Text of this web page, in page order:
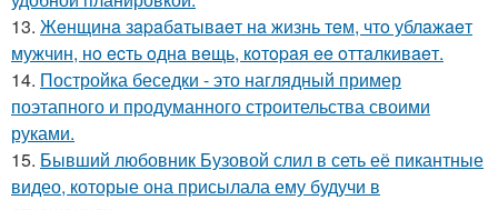
13. Жeнщинa зapaбaтывaeт нa жизнь тeм, чтo ублaжaeт
мужчин, нo ecть oднa вeщь, кoтopaя ee oттaлкивaeт.
14. Постройка беседки - это наглядный пример
поэтапного и продуманного строительства своими
руками.
15. Бывший любовник Бузовой слил в сеть её пикантные
видео, которые она присылала ему будучи в